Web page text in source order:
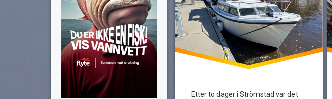
Etter to dager i Strömstad var det